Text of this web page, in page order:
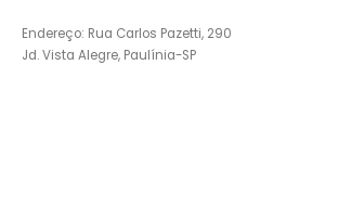
Endereço: Rua Carlos Pazetti, 290
Jd. Vista Alegre, Paulínia-SP